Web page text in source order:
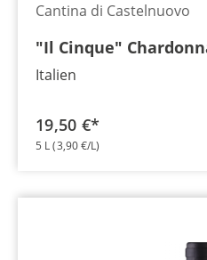
Cantina di Castelnuovo
"Il Cinque"
Italien
19,50 €*
5 L(3,90 €/L)